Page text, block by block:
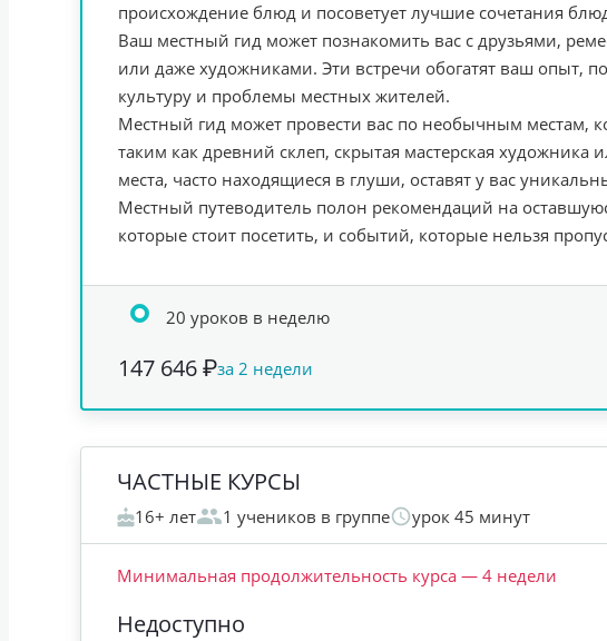
происхождение блюд и посоветует лучшие сочетания
Ваш местный гид может познакомить вас с друзьями,
или даже художниками. Эти встречи обогатят ваш опыт,
культуру и проблемы местных жителей.
Местный гид может провести вас по необычным местам,
таким как древний склеп, скрытая мастерская художника
места, часто находящиеся в глуши, оставят у вас
Местный путеводитель полон рекомендаций на
которые стоит посетить, и событий, которые нельзя
20 уроков в неделю
147 646 ₽за 2 недели
ЧАСТНЫЕ КУРСЫ
16+ лет 1 учеников в группе урок 45 минут
Минимальная продолжительность курса — 4 недели
Недоступно